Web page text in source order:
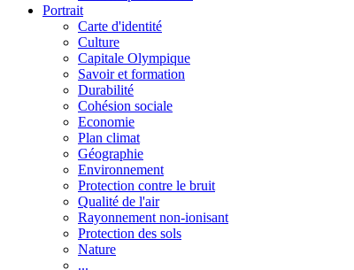
Portrait
Carte d'identité
Culture
Capitale Olympique
Savoir et formation
Durabilité
Cohésion sociale
Economie
Plan climat
Géographie
Environnement
Protection contre le bruit
Qualité de l'air
Rayonnement non-ionisant
Protection des sols
Nature
...